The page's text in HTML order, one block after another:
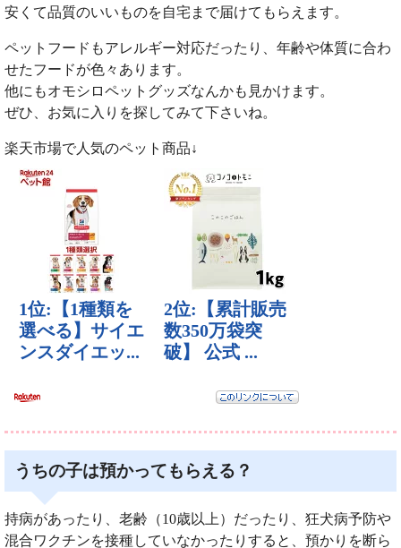
安くて品質のいいものを自宅まで届けてもらえます。
ペットフードもアレルギー対応だったり、年齢や体質に合わ
せたフードが色々あります。
他にもオモシロペットグッズなんかも見かけます。
ぜひ、お気に入りを探してみて下さいね。
楽天市場で人気のペット商品↓
うちの子は預かってもらえる？
持病があったり、老齢（10歳以上）だったり、狂犬病予防や
混合ワクチンを接種していなかったりすると、預かりを断ら